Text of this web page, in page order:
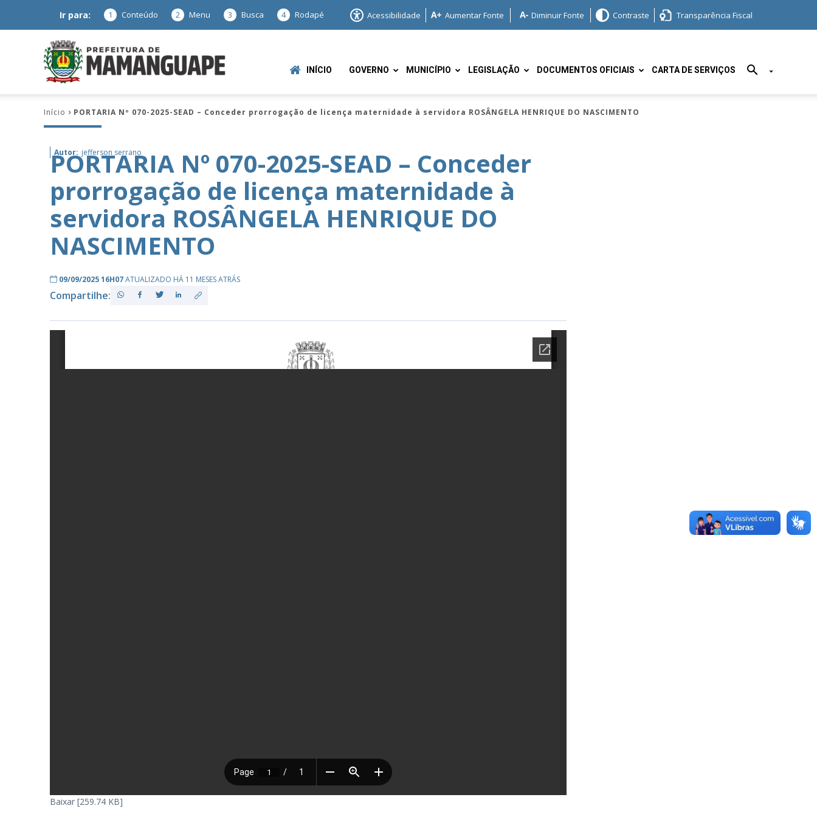
Ir para: 1 Conteúdo 2 Menu 3 Busca 4 Rodapé Acessibilidade Aumentar Fonte Diminuir Fonte Contraste Transparência Fiscal
Mamanguape
PB
INÍCIO GOVERNO MUNICÍPIO LEGISLAÇÃO DOCUMENTOS OFICIAIS CARTA DE SERVIÇOS
Início PORTARIA Nº 070-2025-SEAD – Conceder prorrogação de licença maternidade à servidora ROSÂNGELA HENRIQUE DO NASCIMENTO
Autor: jefferson serrano
PORTARIA Nº 070-2025-SEAD – Conceder
prorrogação de licença maternidade à
servidora ROSÂNGELA HENRIQUE DO
NASCIMENTO
09/09/2025 16H07ATUALIZADO HÁ 11 MESES ATRÁS
Compartilhe:
Baixar [259.74 KB]